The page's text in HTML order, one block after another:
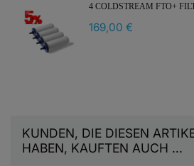
4 COLDSTREAM FTO+
169,00 €
KUNDEN, DIE DIESEN
HABEN, KAUFTEN AUCH ...